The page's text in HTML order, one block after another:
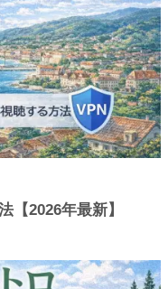
【2026年最新】